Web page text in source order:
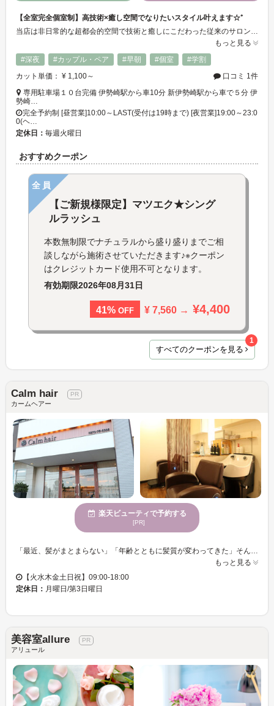
【全室完全個室制】高技術×癒し空間でなりたいスタイル叶えます☆⁺
当店は非日常的な超都会的空間で技術と癒しにこだわった従来のサロンにない価値や空間を提供しております！全室個室のヘアサロンを中心にアイラッシュ、耳つぼジュエリー等も併設◎ビューティーからリラクゼーションまでお楽しみ頂けます★お仕事帰りの方でも安心してご来店頂けますように19時まで全メニューの受付をしていて、10台ほど駐車場を完備しているのでお車でのアクセスも便利です◎気兼ねなくゆったりお寛ぎ下さい♪
もっと見る
#深夜
#カップル・ペア #早朝 #個室
#学割
カット単価： ¥ 1,100～
口コミ 1件
専用駐車場１０台完備 伊勢崎駅から車10分 新伊勢崎駅から車で５分 伊
勢崎…
完全予約制 [昼営業]10:00～LAST(受付は19時まで) [夜営業]19:00～23:0
0(ヘ…
定休日： 毎週火曜日
おすすめクーポン
全員
【ご新規様限定】マツエク★シング
ルラッシュ
本数無制限でナチュラルから盛り盛りまでご相
談しながら施術させていただきます♪※クーポン
はクレジットカード使用不可となります。
有効期限2026年08月31日
41% OFF ¥ 7,560 → ¥4,400
すべてのクーポンを見る
1
Calm hair
カームヘアー
楽天ビューティで予約する
[PR]
「最近、髪がまとまらない」「年齢とともに髪質が変わってきた」そんなお悩みを抱える30〜50代のお客様から多くご支持いただいています。Calmhairでは、一人ひとりの髪質やライフスタイルに合わせた丁寧なカウンセリングを大切にし、その場だけではなく、毎日扱いやすい髪づくりをご提案しています。髪質改善メニューやダメージを抑えたカラー、再現性の高いカットで、ツヤ・まとまり・手触りの違いを実感していただけます。美容室が苦手な方でもリラックスして過ごせる落ち着いた空間づくりを心掛けており、「相談しやすい」「安心して任せられる」と嬉しいお声も多数いただいています。髪のお悩みがありましたらぜひお気軽にご相談ください。理想のスタイルと毎日の扱いやすさを両立できるよう、心を込めてお手伝いいたします。
もっと見る
【火水木金土日祝】09:00-18:00
定休日： 月曜日/第3日曜日
美容室allure
アリュール